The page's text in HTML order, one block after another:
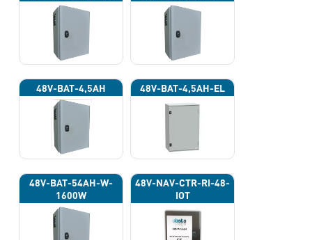
48V-BAT-4,5AH 48V-BAT-4,5AH-EL
48V-BAT-54AH-W-
1600W
48V-NAV-CTR-RI-48-
IOT